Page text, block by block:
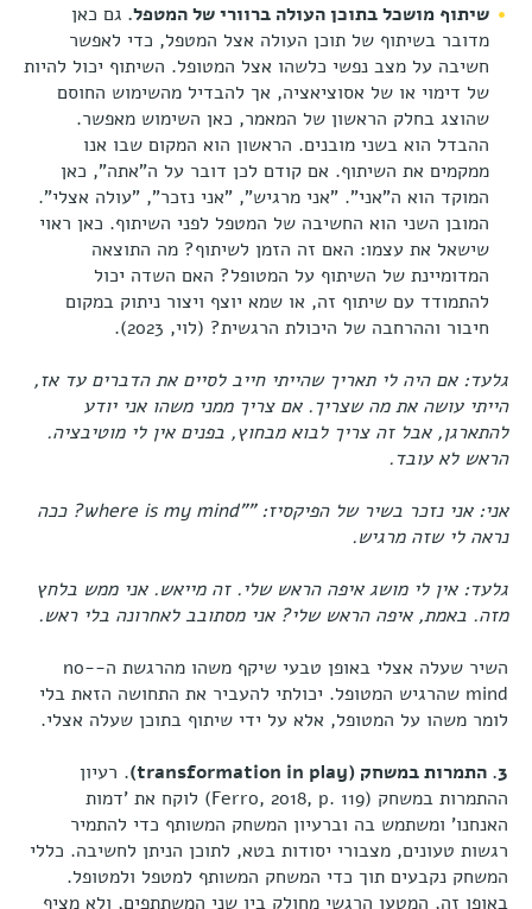
שיתוף מושכל בתוכן העולה ברוורי של המטפל. גם כאן
מדובר בשיתוף של תוכן העולה אצל המטפל, כדי לאפשר
חשיבה על מצב נפשי כלשהו אצל המטופל. השיתוף יכול להיות
של דימוי או של אסוציאציה, אך להבדיל מהשימוש החוסם
שהוצג בחלק הראשון של המאמר, כאן השימוש מאפשר.
ההבדל הוא בשני מובנים. הראשון הוא המקום שבו אנו
ממקמים את השיתוף. אם קודם לכן דובר על ה"אתה", כאן
המוקד הוא ה"אני". "אני מרגיש", "אני נזכר", "עולה אצלי".
המובן השני הוא החשיבה של המטפל לפני השיתוף. כאן ראוי
שישאל את עצמו: האם זה הזמן לשיתוף? מה התוצאה
המדומיינת של השיתוף על המטופל? האם השדה יכול
להתמודד עם שיתוף זה, או שמא יוצף ויצור ניתוק במקום
חיבור וההרחבה של היכולת הרגשית? (לוי, 2023).
גלעד: אם היה לי תאריך שהייתי חייב לסיים את הדברים עד אז,
הייתי עושה את מה שצריך. אם צריך ממני משהו אני יודע
להתארגן, אבל זה צריך לבוא מבחוץ, בפנים אין לי מוטיבציה.
הראש לא עובד.
אני: אני נזכר בשיר של הפיקסיז: ""where is my mind?
ככה
נראה לי שזה מרגיש.
גלעד: אין לי מושג איפה הראש שלי. זה מייאש. אני ממש בלחץ
מזה. באמת, איפה הראש שלי? אני מסתובב לאחרונה בלי ראש.
השיר שעלה אצלי באופן טבעי שיקף משהו מהרגשת ה-no-
mind שהרגיש המטופל. יכולתי להעביר את התחושה הזאת בלי
לומר משהו על המטופל, אלא על ידי שיתוף בתוכן שעלה אצלי.
3. התמרות במשחק (
transformation in play
). רעיון
ההתמרות במשחק (Ferro, 2018, p. 119) לוקח את ’דמות
האנחנו’ ומשתמש בה וברעיון המשחק המשותף כדי להתמיר
רגשות טעונים, מצבורי יסודות בטא, לתוכן הניתן לחשיבה. כללי
המשחק נקבעים תוך כדי המשחק המשותף למטפל ולמטופל.
באופן זה, המטען הרגשי מחולק בין שני המשתתפים, ולא מציף